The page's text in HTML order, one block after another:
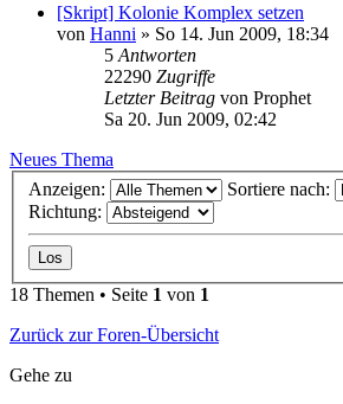
[Skript] Kolonie Komplex setzen
von Hanni » So 14. Jun 2009, 18:34
5 Antworten
22290 Zugriffe
Letzter Beitrag von Prophet
Sa 20. Jun 2009, 02:42
Neues Thema
Anzeigen:
Sortiere nach:
Richtung:
18 Themen • Seite 1 von 1
Zurück zur Foren-Übersicht
Gehe zu